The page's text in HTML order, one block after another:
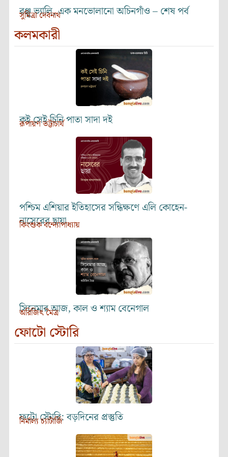
রঞ্জু ভ্যালি, এক মনভোলানো অচিনগাঁও – শেষ পর্ব
সুমিত্রা দেবনাথ
কলমকারী
কই সেই চিনি পাতা সাদা দই
রূপায়ণ ভট্টাচার্য
পশ্চিম এশিয়ার ইতিহাসের সন্ধিক্ষণে এলি কোহেন-
নাসেরের ছায়া
কিংশুক বন্দ্যোপাধ্যায়
সিনেমার আজ, কাল ও শ্যাম বেনেগাল
অরিজিৎ মৈত্র
ফোটো স্টোরি
ফটো স্টোরি: বড়দিনের প্রস্তুতি
নির্মাল্য চ্যাটার্জি